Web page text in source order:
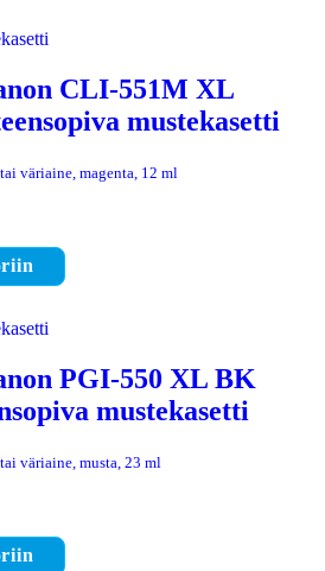
CLI-551M XL
mustekasetti
väriaine, magenta, 12 ml
PGI-550 XL BK
mustekasetti
väriaine, musta, 23 ml